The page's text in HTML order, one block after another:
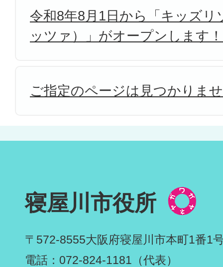
令和8年8月1日から「キッズリ
ッツァ）」がオープンします！
ご指定のページは見つかりま
寝屋川市役所
〒572-8555大阪府寝屋川市本町1番1
電話：072-824-1181（代表）